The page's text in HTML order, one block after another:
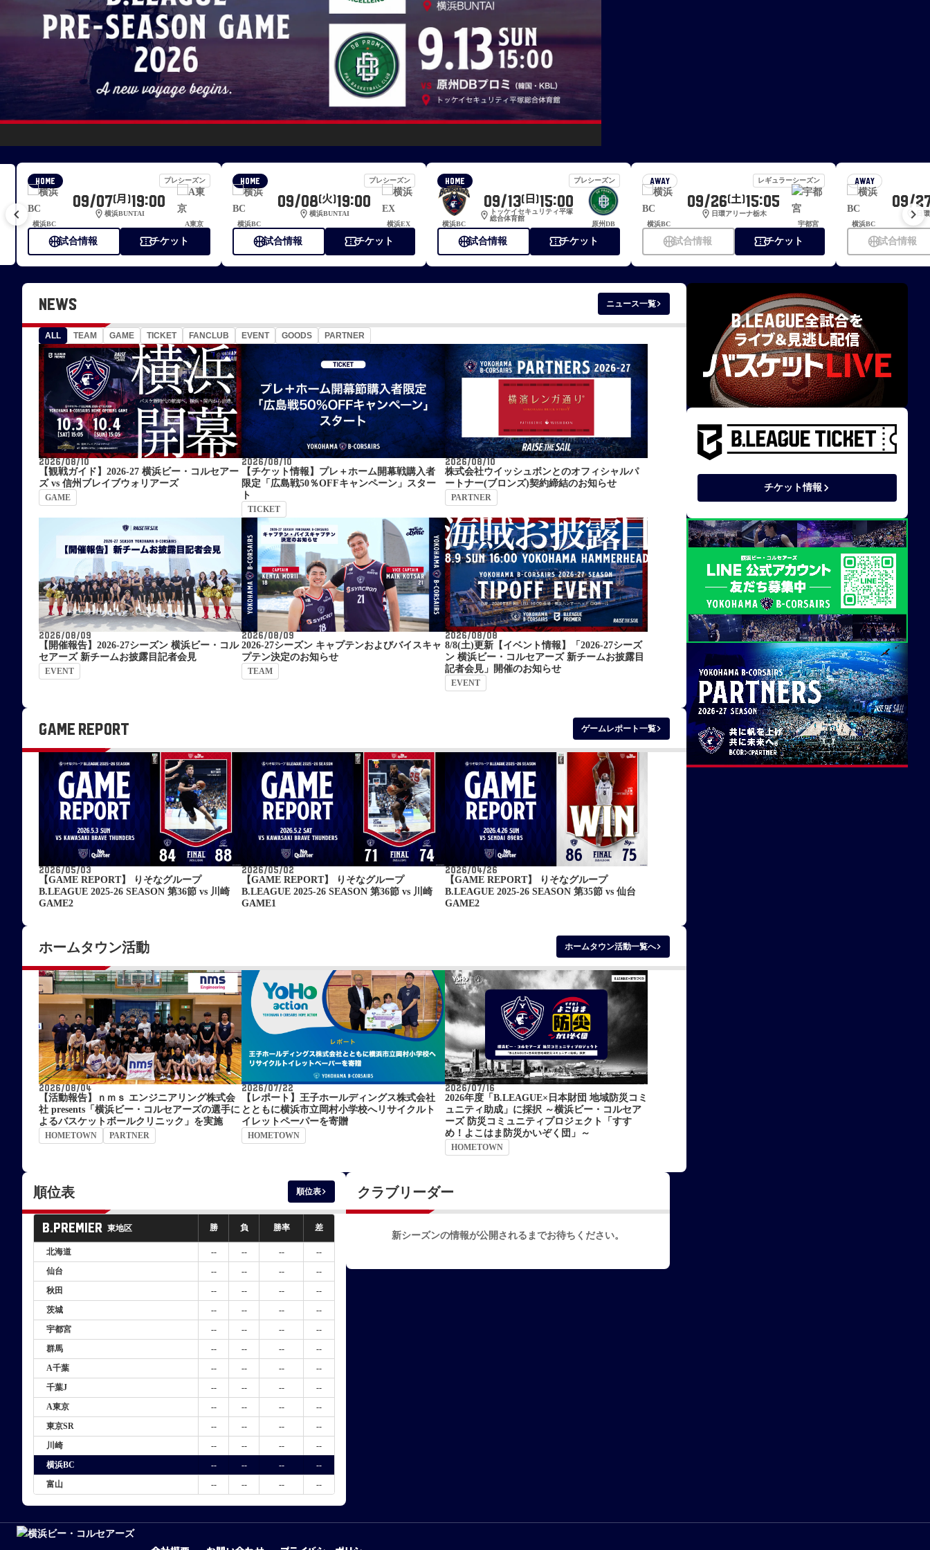
HOME プレシーズン
横浜BC
09/07(月) 19:00
location_on 横浜BUNTAI
A東京
sports_basketball試合情報 confirmation_numberチケット
HOME プレシーズン
横浜BC
09/08 (火)19:00
location_on 横浜BUNTAI
横浜EX
sports_basketball試合情報 confirmation_numberチケット
HOME プレシーズン
横浜BC
09/13(日) 15:00
location_on
トッケイセキュリティ平塚
総合体育館
原州DB
sports_basketball試合情報 confirmation_numberチケット
AWAY レギュラーシーズン
横浜BC
09/26 (土) 15:05
location_on 日環アリーナ栃木
宇都宮
sports_basketball試合情報 confirmation_numberチケット
AWAY
横浜BC
09/
location_on 日
sports_basketball試合情報
keyboard_arrow_left keyboard_arrow_right
NEWS
ALL TEAM GAME TICKET FANCLUB EVENT GOODS PARTNER
2026/08/10
【観戦ガイド】2026-27 横浜ビー・コルセアー
ズ vs 信州ブレイブウォリアーズ
GAME
2026/08/10
【チケット情報】プレ＋ホーム開幕戦購入者
限定「広島戦50％OFFキャンペーン」スター
ト
TICKET
2026/08/10
株式会社ウイッシュボンとのオフィシャルパ
ートナー(ブロンズ)契約締結のお知らせ
PARTNER
2026/08/09
【開催報告】2026-27シーズン 横浜ビー・コル
セアーズ 新チームお披露目記者会見
EVENT
2026/08/09
2026-27シーズン キャプテンおよびバイスキャ
プテン決定のお知らせ
TEAM
2026/08/08
8/8(土)更新【イベント情報】「2026-27シーズ
ン 横浜ビー・コルセアーズ 新チームお披露目
記者会見」開催のお知らせ
EVENT
ニュース一覧keyboard_arrow_right
GAME REPORT
2026/05/03
【GAME REPORT】 りそなグループ
B.LEAGUE 2025-26 SEASON 第36節 vs 川崎
GAME2
2026/05/02
【GAME REPORT】 りそなグループ
B.LEAGUE 2025-26 SEASON 第36節 vs 川崎
GAME1
2026/04/26
【GAME REPORT】 りそなグループ
B.LEAGUE 2025-26 SEASON 第35節 vs 仙台
GAME2
ゲームレポート一覧keyboard_arrow_right
ホームタウン活動
2026/08/04
【活動報告】ｎｍｓ エンジニアリング株式会
社 presents「横浜ビー・コルセアーズの選手に
よるバスケットボールクリニック」を実施
HOMETOWN PARTNER
2026/07/22
【レポート】王子ホールディングス株式会社
とともに横浜市立岡村小学校へリサイクルト
イレットペーパーを寄贈
HOMETOWN
2026/07/16
2026年度「B.LEAGUE×日本財団 地域防災コミ
ュニティ助成」に採択 ～横浜ビー・コルセア
ーズ 防災コミュニティプロジェクト「すす
め！よこはま防災かいぞく団」～
HOMETOWN
ホームタウン活動一覧へkeyboard_arrow_right
順位表
B.PREMIER 東地区 勝 負 勝率 差
北海道 -- -- --
--
仙台
-- -- --
--
秋田
-- -- --
--
茨城
-- -- --
--
宇都宮
-- -- --
--
群馬
-- -- --
--
A千葉
-- -- --
--
千葉J
-- -- --
--
A東京
-- -- --
--
東京SR
-- -- --
--
川崎
-- -- --
--
横浜BC
-- -- --
--
富山
-- -- -- --
順位表keyboard_arrow_right クラブリーダー
新シーズンの情報が公開されるまでお待ちください。
チケット情報keyboard_arrow_right